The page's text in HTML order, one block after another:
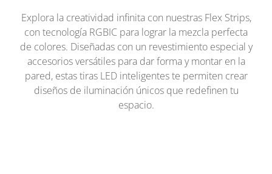
Explora la creatividad infinita con nuestras Flex Strips,
con tecnología RGBIC para lograr la mezcla perfecta
de colores. Diseñadas con un revestimiento especial y
accesorios versátiles para dar forma y montar en la
pared, estas tiras LED inteligentes te permiten crear
diseños de iluminación únicos que redefinen tu
espacio.